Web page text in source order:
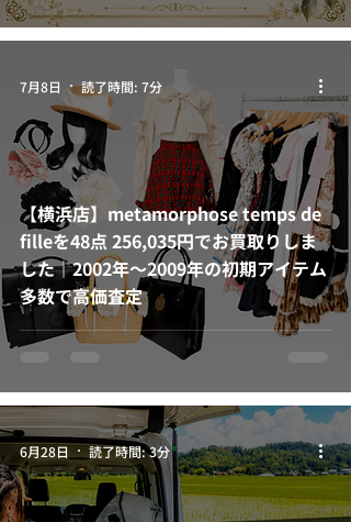
【横浜店】metamorphose temps de
filleを48点 256,035円でお買取りしま
した｜2002年～2009年の初期アイテム
多数で高価査定
7月8日 読了時間: 7分
6月28日 読了時間: 3分